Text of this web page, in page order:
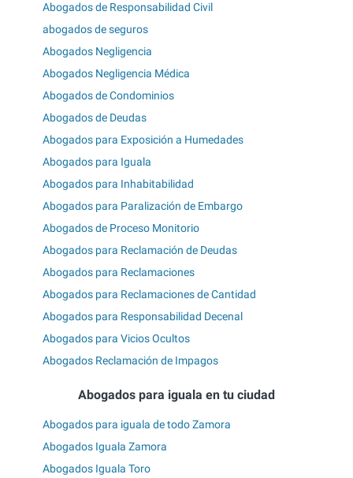
Abogados de Responsabilidad Civil
abogados de seguros
Abogados Negligencia
Abogados Negligencia Médica
Abogados de Condominios
Abogados de Deudas
Abogados para Exposición a Humedades
Abogados para Iguala
Abogados para Inhabitabilidad
Abogados para Paralización de Embargo
Abogados de Proceso Monitorio
Abogados para Reclamación de Deudas
Abogados para Reclamaciones
Abogados para Reclamaciones de Cantidad
Abogados para Responsabilidad Decenal
Abogados para Vicios Ocultos
Abogados Reclamación de Impagos
Abogados para iguala en tu ciudad
Abogados para iguala de todo Zamora
Abogados Iguala Zamora
Abogados Iguala Toro